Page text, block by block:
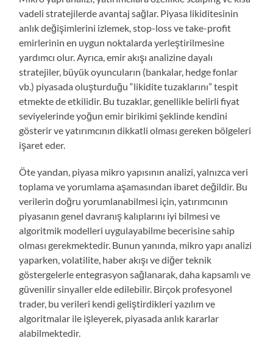
vadeli stratejilerde avantaj sağlar. Piyasa likiditesinin
anlık değişimlerini izlemek, stop-loss ve take-profit
emirlerinin en uygun noktalarda yerleştirilmesine
yardımcı olur. Ayrıca, emir akışı analizine dayalı
stratejiler, büyük oyuncuların (bankalar, hedge fonlar
vb.) piyasada oluşturduğu “likidite tuzaklarını” tespit
etmekte de etkilidir. Bu tuzaklar, genellikle belirli fiyat
seviyelerinde yoğun emir birikimi şeklinde kendini
gösterir ve yatırımcının dikkatli olması gereken bölgeleri
işaret eder.
Öte yandan, piyasa mikro yapısının analizi, yalnızca veri
toplama ve yorumlama aşamasından ibaret değildir. Bu
verilerin doğru yorumlanabilmesi için, yatırımcının
piyasanın genel davranış kalıplarını iyi bilmesi ve
algoritmik modelleri uygulayabilme becerisine sahip
olması gerekmektedir. Bunun yanında, mikro yapı analizi
yaparken, volatilite, haber akışı ve diğer teknik
göstergelerle entegrasyon sağlanarak, daha kapsamlı ve
güvenilir sinyaller elde edilebilir. Birçok profesyonel
trader, bu verileri kendi geliştirdikleri yazılım ve
algoritmalar ile işleyerek, piyasada anlık kararlar
alabilmektedir.